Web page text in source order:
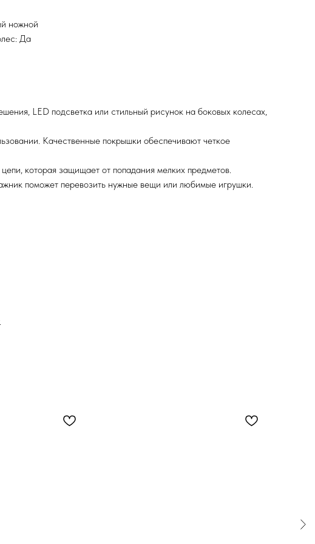
ножной
Да
LED подсветка или стильный рисунок на боковых колесах,
Качественные покрышки обеспечивают четкое
которая защищает от попадания мелких предметов.
поможет перевозить нужные вещи или любимые игрушки.